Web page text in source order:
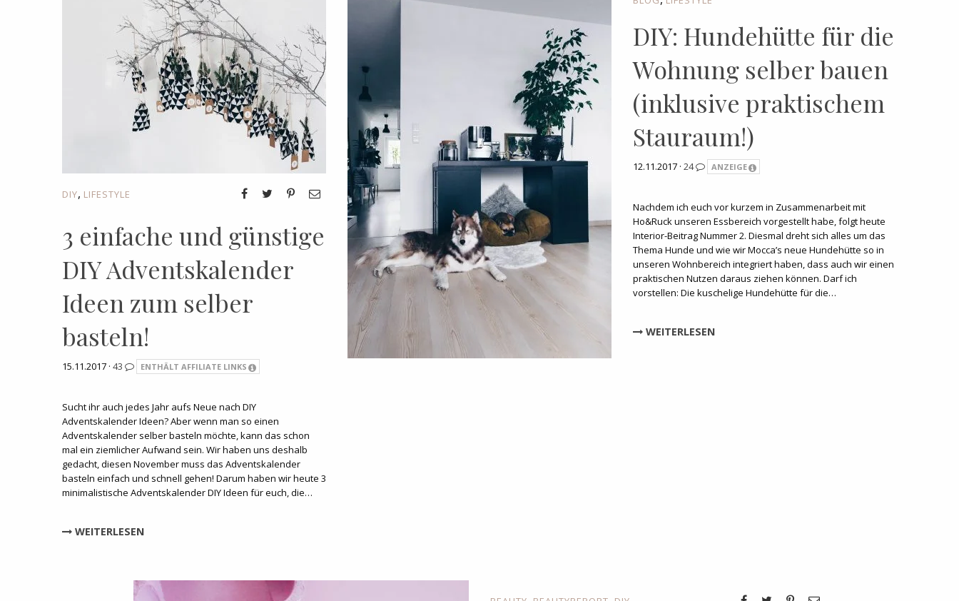
DIY, LIFESTYLE
3 einfache und günstige
DIY Adventskalender
Ideen zum selber
basteln!
15.11.2017 · 43 ENTHÄLT AFFILIATE LINKS
Sucht ihr auch jedes Jahr aufs Neue nach DIY
Adventskalender Ideen? Aber wenn man so einen
Adventskalender selber basteln möchte, kann das schon
mal ein ziemlicher Aufwand sein. Wir haben uns deshalb
gedacht, diesen November muss das Adventskalender
basteln einfach und schnell gehen! Darum haben wir heute 3
minimalistische Adventskalender DIY Ideen für euch, die…
WEITERLESEN
DIY: Hundehütte für die
Wohnung selber bauen
(inklusive praktischem
Stauraum!)
12.11.2017 · 24 ANZEIGE
Nachdem ich euch vor kurzem in Zusammenarbeit mit
Ho&Ruck unseren Essbereich vorgestellt habe, folgt heute
Interior-Beitrag Nummer 2. Diesmal dreht sich alles um das
Thema Hunde und wie wir Mocca’s neue Hundehütte so in
unseren Wohnbereich integriert haben, dass auch wir einen
praktischen Nutzen daraus ziehen können. Darf ich
vorstellen: Die kuschelige Hundehütte für die…
WEITERLESEN